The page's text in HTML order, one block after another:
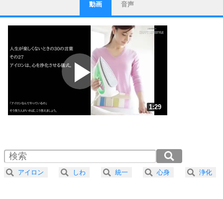
1
ストレス対策
他人と比べない。
いっそのこと、他人を見ない。
いらいらしない人になる30の方法
プラス思考
ポジティブになれない原因は、行動しないから。
ポジティブ思考になる30の方法
ストレス対策
人生、なんとかなるもの。
気楽に生きる30の方法
4 器の大きい人は、怒りを優しさで表現する。
動画 音声
1:29
2.0倍速 （175KB 44秒）
2.5倍速 （140KB 35秒）
3.0倍速 （117KB 29秒）
アイロン しわ 統一 心身 浄化